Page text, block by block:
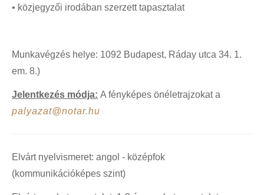
ÁJK Kari kiadványok
• közjegyzői irodában szerzett tapasztalat
Munkavégzés helye: 1092 Budapest, Ráday utca 34. 1.
em. 8.)
Jelentkezés módja: A fényképes önéletrajzokat a
palyazat@notar.hu
Elvárt nyelvismeret: angol - középfok
(kommunikációképes szint)